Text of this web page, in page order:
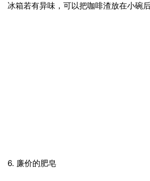
冰箱若有异味，可以把咖啡渣放在小碗
6. 廉价的肥皂